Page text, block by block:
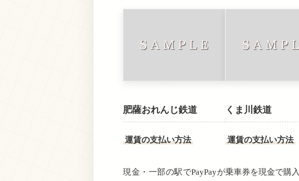
肥薩おれんじ鉄道
運賃の支払い方法
現金・一部の駅でPayPayが
くま川鉄道
運賃の支払い方法
乗車券を現金で購入